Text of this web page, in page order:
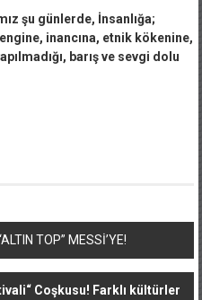
şu günlerde, İnsanlığa;
inancına, etnik kökenine,
barış ve sevgi dolu
TOP” MESSİ’YE!
Coşkusu! Farkl ı kültürler